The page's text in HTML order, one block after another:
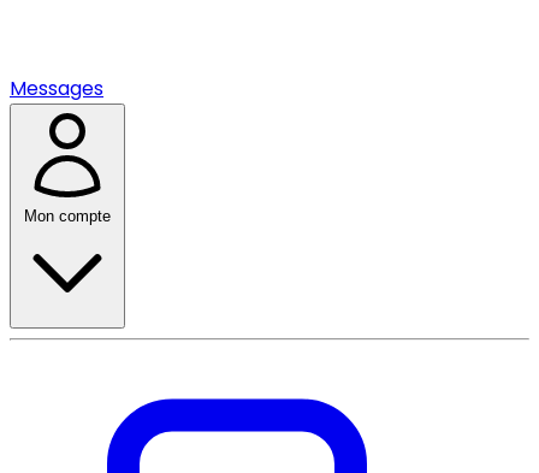
Messages
Mon compte